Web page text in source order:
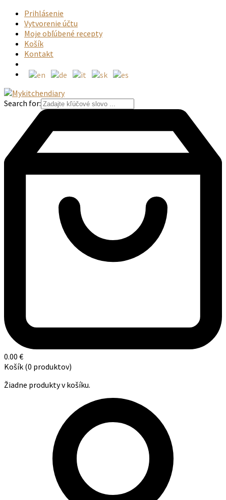
Prihlásenie
Vytvorenie účtu
Moje obľúbené recepty
Košík
Kontakt
Search for:
0.00 €
Košík (0 produktov)
Žiadne produkty v košíku.